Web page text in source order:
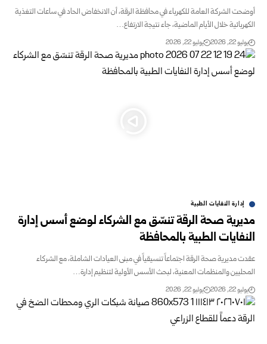
أوضحت الشركة العامة للكهرباء في محافظة الرقة، أن الانخفاض ‌‏الحاد في ساعات التغذية
الكهربائية خلال الأيام الماضية، جاء نتيجة ‌‏الارتفاع…
يوليو 22, 2026 يوليو 22, 2026
إدارة النفايات الطبية
مديرية صحة الرقة تنسّق مع الشركاء لوضع أسس إدارة
النفايات الطبية بالمحافظة
عقدت مديرية صحة الرقة اجتماعاً تنسيقياً في مبنى العيادات الشاملة، مع الشركاء
المحليين والمنظمات المعنية، لبحث الأسس الأولية لتنظيم إدارة…
يوليو 22, 2026 يوليو 22, 2026